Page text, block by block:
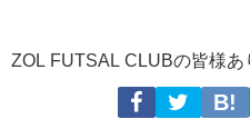
ZOL FUTSAL CLUBの皆様あ